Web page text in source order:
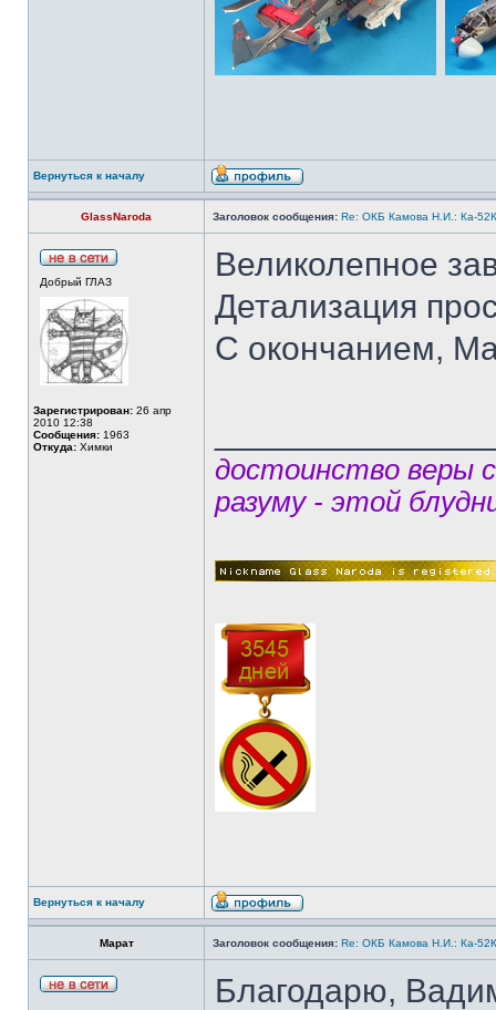
Вернуться к началу
GlassNaroda Заголовок сообщения: Re: ОКБ Камова Н.И.: Ка-
Добрый ГЛАЗ
Зарегистрирован: 26 апр
2010 12:38
Сообщения: 1963
Откуда: Химки
Великолепное
Детализация
С окончанием,
достоинство веры
разуму - этой
Вернуться к началу
Марат Заголовок сообщения: Re: ОКБ Камова Н.И.: Ка-
Благодарю,